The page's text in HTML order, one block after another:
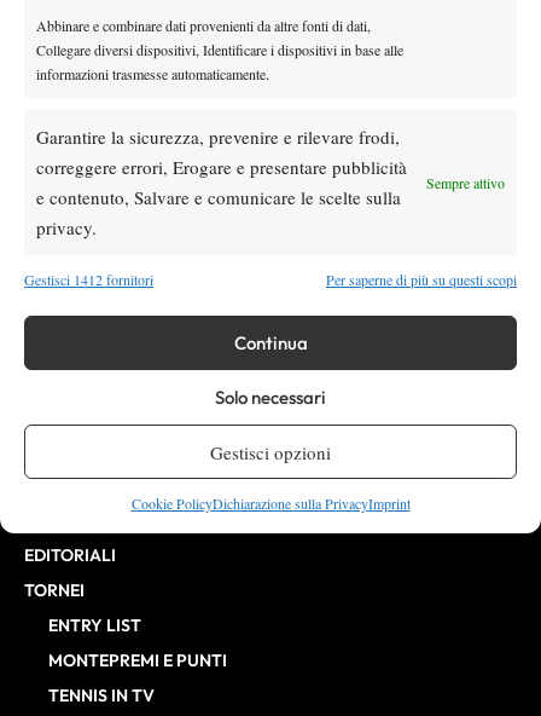
Abbinare e combinare dati provenienti da altre fonti di dati,
Collegare diversi dispositivi, Identificare i dispositivi in base alle
informazioni trasmesse automaticamente.
Garantire la sicurezza, prevenire e rilevare frodi,
correggere errori, Erogare e presentare pubblicità
e contenuto, Salvare e comunicare le scelte sulla
privacy.
Sempre attivo
Gestisci 1412 fornitori Per saperne di più su questi scopi
Continua
Solo necessari
Gestisci opzioni
Cookie PolicyDichiarazione sulla PrivacyImprint
Testata giornalisticaSpazio Tennis
Editore:VIBES MEDIA SRL, P.iva 14250480960
Direttore Responsabile: Alessandro Nizegorodcew
HOME
ENTRY LIST
NEWS
BILLIE JEAN KING CUP
ATP FINALS
EDITORIALI
TORNEI
ENTRY LIST
MONTEPREMI E PUNTI
TENNIS IN TV